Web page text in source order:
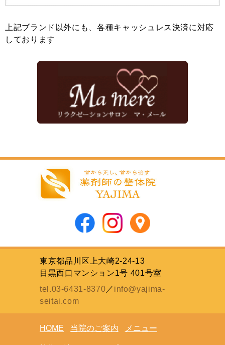
上記ブランド以外にも、各種キャッシュレス決済に対応
しております
東京都品川区上大崎2-24-13
目黒西口マンション1号 401号室
tel.03-6431-8370／ info@yajima-
seitai.com
HOME 当院のご案内 メニュー